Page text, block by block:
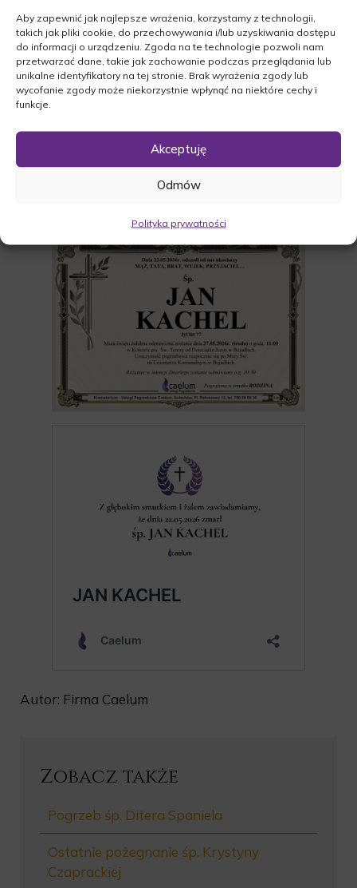
Aby zapewnić jak najlepsze wrażenia, korzystamy z technologii,
takich jak pliki cookie, do przechowywania i/lub uzyskiwania dostępu
do informacji o urządzeniu. Zgoda na te technologie pozwoli nam
przetwarzać dane, takie jak zachowanie podczas przeglądania lub
unikalne identyfikatory na tej stronie. Brak wyrażenia zgody lub
wycofanie zgody może niekorzystnie wpłynąć na niektóre cechy i
funkcje.
Akceptuję
Odmów
Polityka prywatności
Autor: Firma Caelum
Zobacz także
Pogrzeb śp. Ditera Spaniela
Ostatnie pożegnanie śp. Krystyny
Czaprackiej